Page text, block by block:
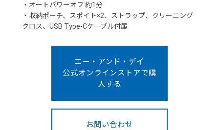
・オートパワーオフ 約1分
・収納ポーチ、スポイト×2、ストラップ、クリーニング
クロス、USB Type-Cケーブル付属
エー・アンド・デイ
公式オンラインストアで購
入する
お問い合わせ